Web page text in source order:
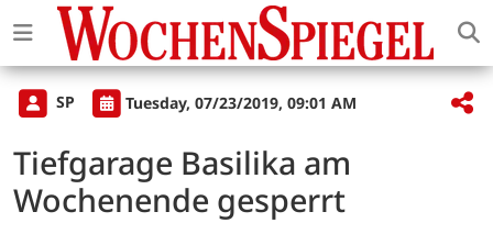
SP Tuesday, 07/23/2019, 09:01 AM
Tiefgarage Basilika am
Wochenende gesperrt